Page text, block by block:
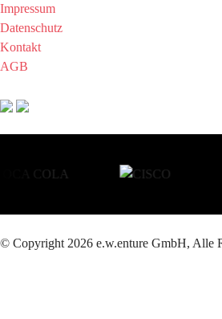
Impressum
Datenschutz
Kontakt
AGB
© Copyright 2026 e.w.enture GmbH, Alle